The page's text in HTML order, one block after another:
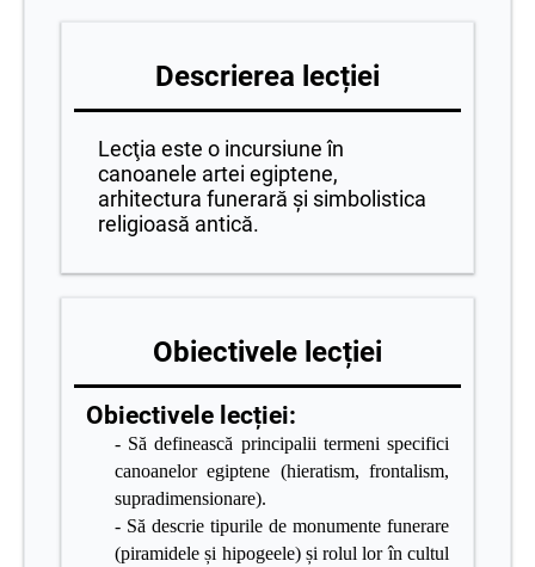
Descrierea lecției
Lecţia este o incursiune în
canoanele artei egiptene,
arhitectura funerară și simbolistica
religioasă antică.
Obiectivele lecției
Obiectivele lecției:
- Să definească principalii termeni specifici
canoanelor egiptene (hieratism, frontalism,
supradimensionare).
- Să descrie tipurile de monumente funerare
(piramidele și hipogeele) și rolul lor în cultul